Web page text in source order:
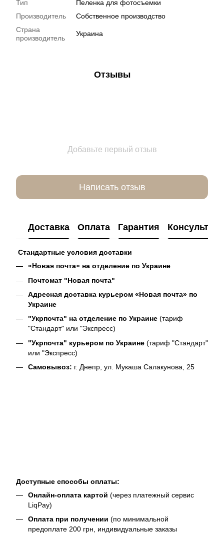
Тип
Пеленка для фотосъемки
Производитель
Собственное производство
Страна
производитель
Украина
Отзывы
Добавьте первый отзыв
Написать отзыв
Доставка Оплата Гарантия
Стандартные условия доставки
«Новая почта» на отделение по Украине
Почтомат "Новая почта"
Адресная доставка курьером «Новая почта» по
Украине
"Укрпочта" на отделение по Украине (тариф
"Стандарт" или "Экспресс)
"Укрпочта" курьером по Украине (тариф "Стандарт"
или "Экспресс)
Самовывоз: г. Днепр, ул. Мукаша Салакунова, 25
Доступные способы оплаты:
Онлайн-оплата картой (через платежный сервис
LiqPay)
Оплата при получении (по минимальной
предоплате 200 грн, индивидуальные заказы